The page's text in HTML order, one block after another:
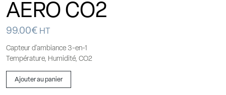
AERO CO2
99.00€ HT
Capteur d'ambiance 3-en-1
Température, Humidité, CO2
Ajouter au panier